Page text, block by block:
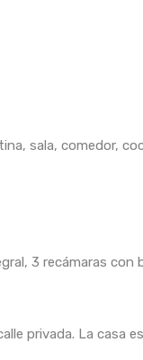
sala, comedor,
3 recámaras con
privada. La casa